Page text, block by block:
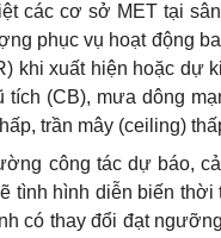
các cơ sở MET tại
phục vụ hoạt động
khi xuất hiện hoặc dự
tích (CB), mưa dông
trần mây (ceiling)
công tác dự báo, cả
tình hình diễn biến
có thay đổi đạt ngưỡ